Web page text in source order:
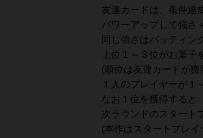
友達カードは、条件達
パワーアップして強さ
同じ強さはバッティン
上位１～３位がお菓子
(順位は友達カードが獲
１人のプレイヤーが１
なお１位を獲得すると
次ラウンドのスタート
(本作はスタートプレイ